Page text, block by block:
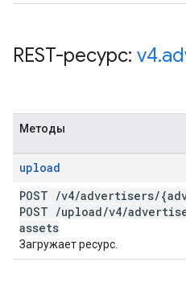
REST-ресурс: v4.
Методы
upload
POST /v4/advertisers/
POST /upload/v4/
assets
Загружает ресурс.